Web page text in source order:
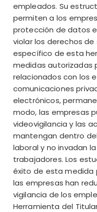
empleados. Su
permiten a los
protección de datos
violar los derechos de
específico de esta
medidas autorizadas
relacionados con los
comunicaciones
electrónicos,
modo, las empresas
videovigilancia y las
mantengan dentro
laboral y no invadan
trabajadores. Los
éxito de esta medida
las empresas han
vigilancia de los
Herramienta del